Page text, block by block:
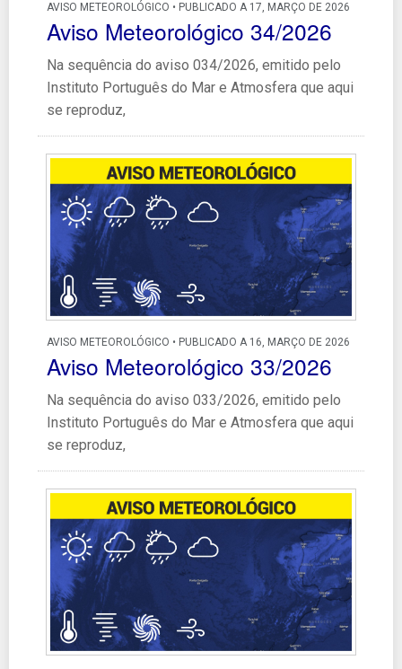
AVISO METEOROLÓGICO • PUBLICADO A 17, MARÇO DE 2026
Aviso Meteorológico 34/2026
Na sequência do aviso 034/2026, emitido pelo
Instituto Português do Mar e Atmosfera que aqui
se reproduz,
AVISO METEOROLÓGICO • PUBLICADO A 16, MARÇO DE 2026
Aviso Meteorológico 33/2026
Na sequência do aviso 033/2026, emitido pelo
Instituto Português do Mar e Atmosfera que aqui
se reproduz,